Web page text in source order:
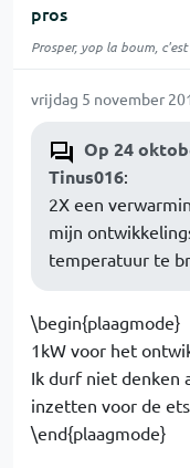
pros
Prosper, yop la boum,
vrijdag 5 november
Op 24
Tinus016:
2X een
mijn
temperatuur te
\begin{plaagmode}
1kW voor het
Ik durf niet denken
inzetten voor de
\end{plaagmode}